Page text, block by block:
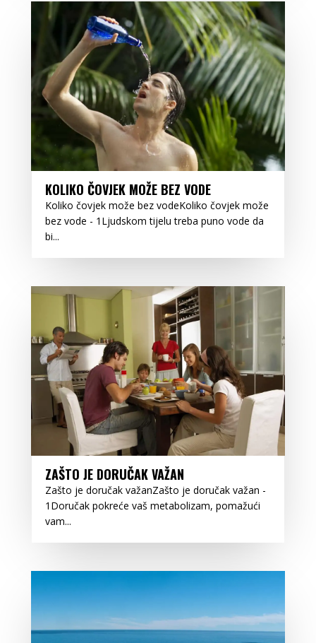
KOLIKO ČOVJEK MOŽE BEZ VODE
Koliko čovjek može bez vodeKoliko čovjek može
bez vode - 1Ljudskom tijelu treba puno vode da
bi...
ZAŠTO JE DORUČAK VAŽAN
Zašto je doručak važanZašto je doručak važan -
1Doručak pokreće vaš metabolizam, pomažući
vam...